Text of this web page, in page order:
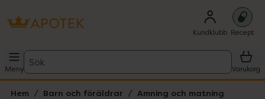
Kundklubb Recept
Meny
Sök
Varukorg
Hem Barn och föräldrar Amning och matning